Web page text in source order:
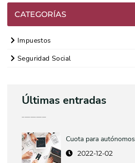
CATEGORÍAS
Impuestos
Seguridad Social
Últimas entradas
Cuota para autónomos
2022-12-02